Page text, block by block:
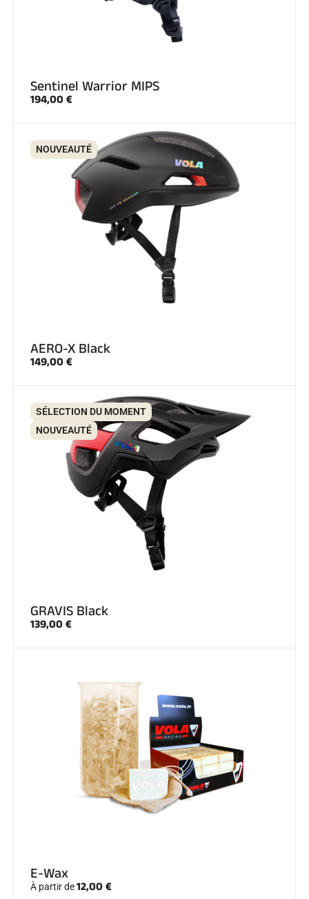
Sentinel Warrior MIPS
194,00 €
NOUVEAUTÉ
AERO-X Black
149,00 €
SÉLECTION DU MOMENT
NOUVEAUTÉ
GRAVIS Black
139,00 €
E-Wax
À partir de12,00 €